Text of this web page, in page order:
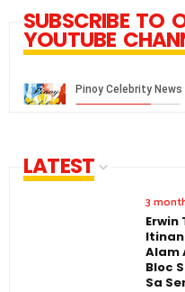
SUBSCRIBE TO
YOUTUBE
LATEST
3
Erwin
Alam
Bloc
Sa